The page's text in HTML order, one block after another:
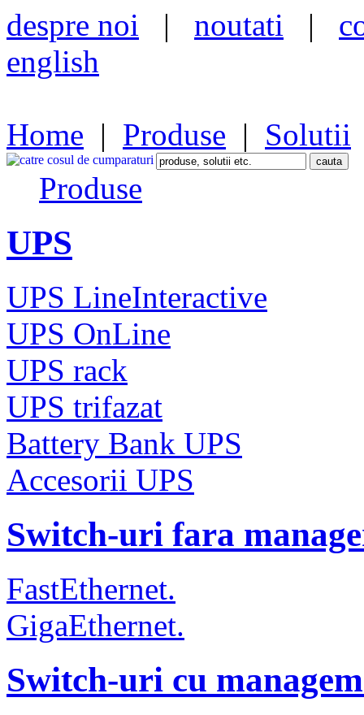
despre noi | noutati |
english
Home | Produse | Solutii
Produse
UPS
UPS LineInteractive
UPS OnLine
UPS rack
UPS trifazat
Battery Bank UPS
Accesorii UPS
Switch-uri fara
FastEthernet.
GigaEthernet.
Switch-uri cu